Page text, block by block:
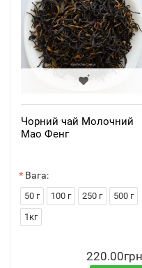
Чорний чай Молочний
Мао Фенг
Вага:
50 г 100 г 250 г
500 г
1кг